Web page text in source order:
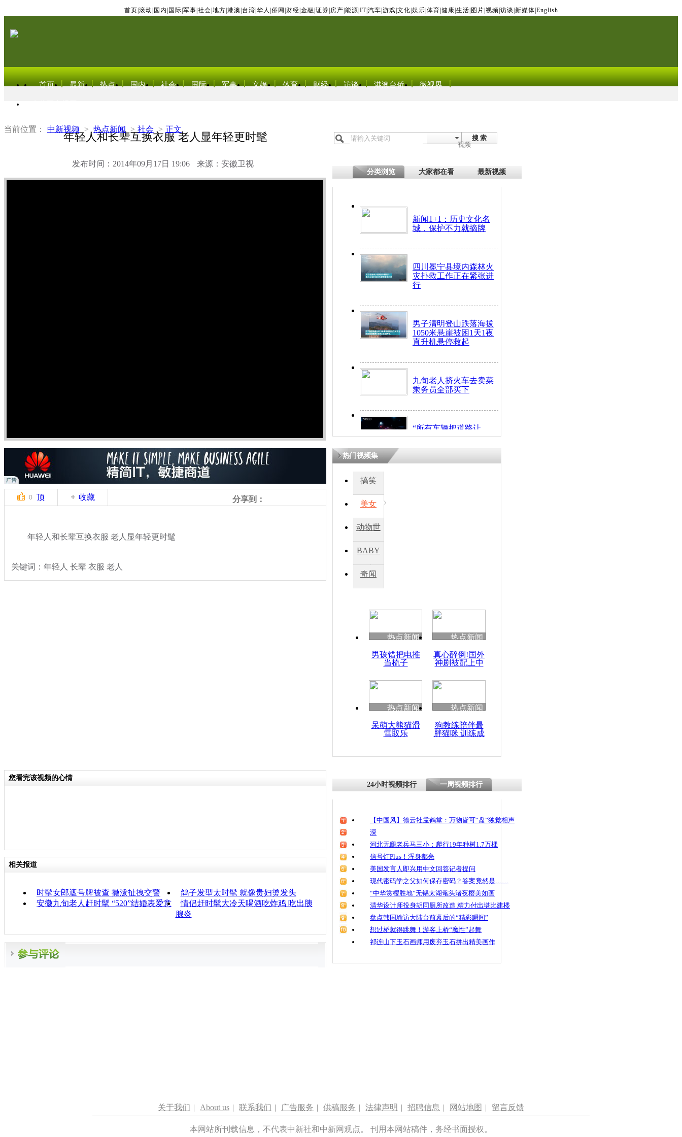
首页 滚动 国内 国际 军事 社会 地方 港澳 台湾 华人 侨网 财经 金融 证券 房产 能源 IT| 汽车 游戏 文化 娱乐 体育 健康 生活 图片 视频 访谈 新媒体 English
首页 最新 热点 国内 社会 国际 军事 文娱 体育 财经 访谈 港澳台侨 微视界
当前位置： 中新视频 > 热点新闻 > 社会 > 正文
年轻人和长辈互换衣服 老人显年轻更时髦
发布时间：2014年09月17日 19:06 来源：安徽卫视
搜 索
视频
分类浏览 大家都在看 最新视频
新闻1+1：历史文化名
城，保护不力就摘牌
四川冕宁县境内森林火
灾扑救工作正在紧张进
行
男子清明登山跌落海拔
1050米悬崖被困1天1夜
直升机悬停救起
九旬老人挤火车去卖菜
乘务员全部买下
“所有车辆把道路让
开！”儿童突发疾病交
因
度苗族花山节
魂
0 顶 收藏 分享到：
年轻人和长辈互换衣服 老人显年轻更时髦
关键词：年轻人 长辈 衣服 老人
热门视频集
搞笑
美女
动物世
BABY
秀
奇闻
热点新闻
男孩错把电推
当梳子
热点新闻
真心醉倒!国外
神剧被配上中
热点新闻
呆萌大熊猫滑
雪取乐
热点新闻
狗教练陪伴最
胖猫咪 训练成
您看完该视频的心情
相关报道
时髦女郎遮号牌被查 撒泼扯拽交警
鸽子发型太时髦 就像贵妇烫发头
安徽九旬老人赶时髦 “520”结婚表爱意
情侣赶时髦大冷天喝酒吃炸鸡 吃出胰
腺炎
24小时视频排行 一周视频排行
【中国风】德云社孟鹤堂：万物皆可“盘”独觉相声
深
河北无腿老兵马三小：爬行19年种树1.7万棵
信号灯Plus！浑身都亮
美国发言人即兴用中文回答记者提问
现代密码学之父如何保存密码？答案竟然是……
“中华赏樱胜地”无锡太湖鼋头渚夜樱美如画
清华设计师投身胡同厕所改造 精力付出堪比建楼
盘点韩国瑜访大陆台前幕后的“精彩瞬间”
想过桥就得跳舞！游客上桥“魔性”起舞
祁连山下玉石画师用废弃玉石拼出精美画作
关于我们 | About us | 联系我们 | 广告服务 | 供稿服务 | 法律声明 | 招聘信息 | 网站地图 | 留言反馈
本网站所刊载信息，不代表中新社和中新网观点。 刊用本网站稿件，务经书面授权。